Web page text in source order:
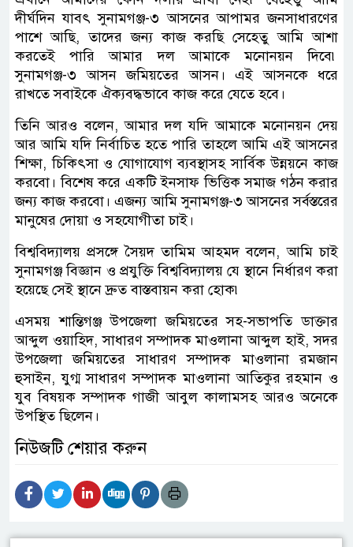
দীর্ঘদিন যাবৎ সুনামগঞ্জ-৩ আসনের আপামর জনসাধারণের
পাশে আছি, তাদের জন্য কাজ করছি সেহেতু আমি আশা
করতেই পারি আমার দল আমাকে মনোনয়ন দিবে৷
সুনামগঞ্জ-৩ আসন জমিয়তের আসন। এই আসনকে ধরে
রাখতে সবাইকে ঐক্যবদ্ধভাবে কাজ করে যেতে হবে।
তিনি আরও বলেন, আমার দল যদি আমাকে মনোনয়ন দেয়
আর আমি যদি নির্বাচিত হতে পারি তাহলে আমি এই আসনের
শিক্ষা, চিকিৎসা ও যোগাযোগ ব্যবস্থাসহ সার্বিক উন্নয়নে কাজ
করবো। বিশেষ করে একটি ইনসাফ ভিত্তিক সমাজ গঠন করার
জন্য কাজ করবো। এজন্য আমি সুনামগঞ্জ-৩ আসনের সর্বস্তরের
মানুষের দোয়া ও সহযোগীতা চাই।
বিশ্ববিদ্যালয় প্রসঙ্গে সৈয়দ তামিম আহমদ বলেন, আমি চাই
সুনামগঞ্জ বিজ্ঞান ও প্রযুক্তি বিশ্ববিদ্যালয় যে স্থানে নির্ধারণ করা
হয়েছে সেই স্থানে দ্রুত বাস্তবায়ন করা হোক৷
এসময় শান্তিগঞ্জ উপজেলা জমিয়তের সহ-সভাপতি ডাক্তার
আব্দুল ওয়াহিদ, সাধারণ সম্পাদক মাওলানা আব্দুল হাই, সদর
উপজেলা জমিয়তের সাধারণ সম্পাদক মাওলানা রমজান
হুসাইন, যুগ্ম সাধারণ সম্পাদক মাওলানা আতিকুর রহমান ও
যুব বিষয়ক সম্পাদক গাজী আবুল কালামসহ আরও অনেকে
উপস্থিত ছিলেন।
নিউজটি শেয়ার করুন